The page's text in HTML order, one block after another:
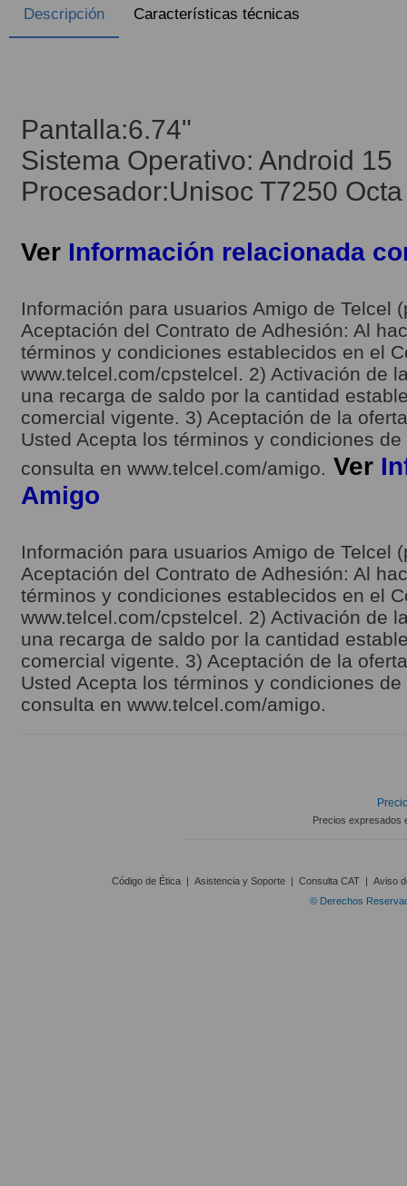
Descripción Características técnicas
Pantalla:6.74"
Sistema Operativo: Android 15
Procesador:Unisoc T7250
Ver Información relacionada
Información para usuarios Amigo de Telcel
Aceptación del Contrato de Adhesión: Al
términos y condiciones establecidos en el
www.telcel.com/cpstelcel. 2) Activación de
una recarga de saldo por la cantidad
comercial vigente. 3) Aceptación de la
Usted Acepta los términos y condiciones
consulta en www.telcel.com/amigo. Ver
Amigo
Información para usuarios Amigo de Telcel
Aceptación del Contrato de Adhesión: Al
términos y condiciones establecidos en el
www.telcel.com/cpstelcel. 2) Activación de
una recarga de saldo por la cantidad
comercial vigente. 3) Aceptación de la
Usted Acepta los términos y condiciones
consulta en www.telcel.com/amigo.
Precios expresados
Código de Ética | Asistencia y Soporte | Consulta CAT | Aviso
© Derechos